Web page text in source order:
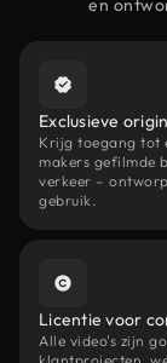
en
Exclusieve
Krijg toegang tot
makers gefilmde
verkeer –
gebruik.
Licentie voor
Alle video's zijn